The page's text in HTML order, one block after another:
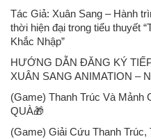
Tác Giả: Xuân Sang – Hành
thời hiện đại trong tiểu thuyết
Khắc Nhập”
HƯỚNG DẪN ĐĂNG KÝ
XUÂN SANG ANIMATION –
(Game) Thanh Trúc Và Mảnh
QUÀ🎁
(Game) Giải Cứu Thanh